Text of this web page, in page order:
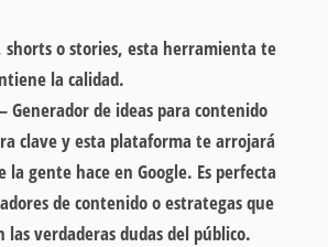
shorts o stories, esta herramienta te
la calidad.
– Generador de ideas para contenido
clave y esta plataforma te arrojará
la gente hace en Google. Es perfecta
de contenido o estrategas que
verdaderas dudas del público.